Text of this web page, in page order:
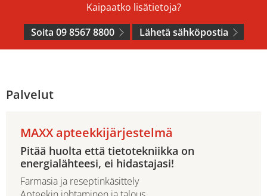
Kaipaatko lisätietoja?
Soita 09 8567 8800
Lähetä sähköpostia
Palvelut
MAXX apteekkijärjestelmä
Pitää huolta että tietotekniikka on
energialähteesi, ei hidastajasi!
Farmasia ja reseptinkäsittely